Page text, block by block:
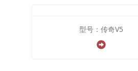
型号：传奇V5